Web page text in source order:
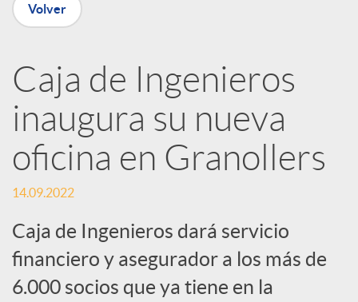
n
R
e
d
e
s
Volver
Caja de Ingenieros
inaugura su nueva
oficina en Granollers
14.09.2022
Caja de Ingenieros dará servicio
financiero y asegurador a los más de
6.000 socios que ya tiene en la